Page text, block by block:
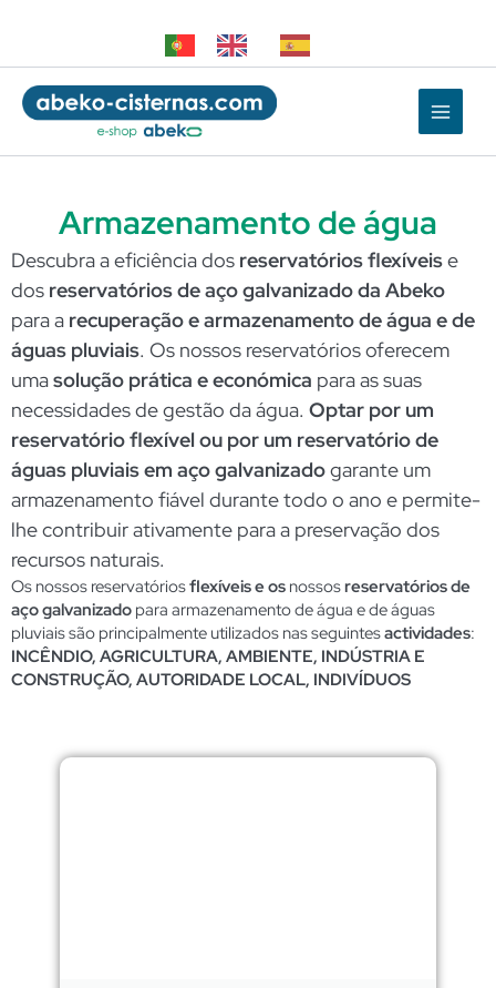
conteúdo
Armazenamento de água
Descubra a eficiência dos reservatórios flexíveise
dos reservatórios de aço galvanizadoda Abeko
para a recuperação e armazenamento de água e de
águas pluviais. Os nossos reservatórios oferecem
umasolução prática e económica para as suas
necessidades de gestão da água. Optar por um
reservatório flexível ou por um reservatório de
águas pluviais em aço galvanizadogarante um
armazenamento fiável durante todo o ano e permite-
lhe contribuir ativamente para a preservação dos
recursos naturais.
Os nossos reservatóriosflexíveis e os nossosreservatórios de
aço galvanizado para armazenamento de água e de águas
pluviais são principalmente utilizados nas seguintesactividades:
INCÊNDIO, AGRICULTURA, AMBIENTE, INDÚSTRIA E
CONSTRUÇÃO, AUTORIDADE LOCAL, INDIVÍDUOS